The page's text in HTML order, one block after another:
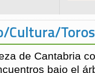
Cultura/Toros
de Cantabria
bajo el